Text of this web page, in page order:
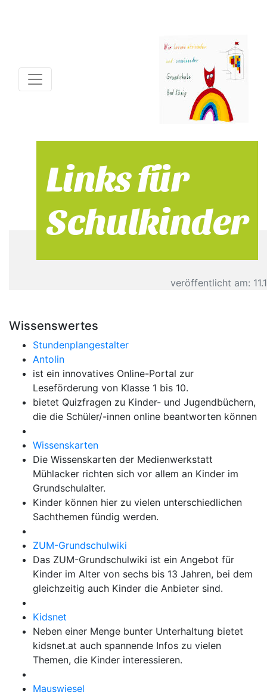
Links für
Schulkinder
veröffentlicht am:
Wissenswertes
Stundenplangestalter
Antolin
ist ein innovatives Online-Portal zur
Leseförderung von Klasse 1 bis 10.
bietet Quizfragen zu Kinder- und Jugendbüchern,
die die Schüler/-innen online beantworten können
Wissenskarten
Die Wissenskarten der Medienwerkstatt
Mühlacker richten sich vor allem an Kinder im
Grundschulalter.
Kinder können hier zu vielen unterschiedlichen
Sachthemen fündig werden.
ZUM-Grundschulwiki
Das ZUM-Grundschulwiki ist ein Angebot für
Kinder im Alter von sechs bis 13 Jahren, bei dem
gleichzeitig auch Kinder die Anbieter sind.
Kidsnet
Neben einer Menge bunter Unterhaltung bietet
kidsnet.at auch spannende Infos zu vielen
Themen, die Kinder interessieren.
Mauswiesel